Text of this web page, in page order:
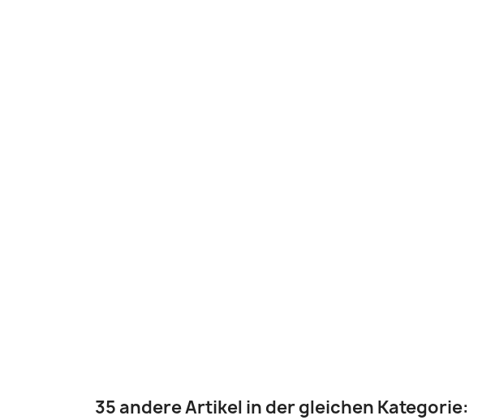
35 andere Artikel in der gleichen Kategorie: